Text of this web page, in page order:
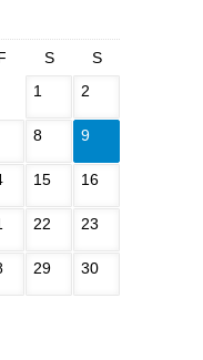
S
S
1
2
8 9
15 16
22 23
29 30